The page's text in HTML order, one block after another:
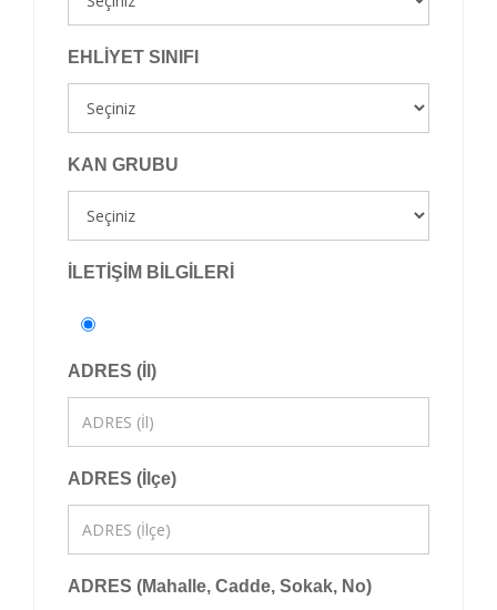
EHLİYET SINIFI
KAN GRUBU
İLETİŞİM BİLGİLERİ
ADRES (İl)
ADRES (İlçe)
ADRES (Mahalle, Cadde, Sokak, No)